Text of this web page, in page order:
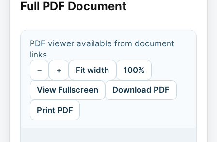
Full PDF Document
PDF viewer available from document
links.
− + Fit width 100%
View Fullscreen Download PDF
Print PDF